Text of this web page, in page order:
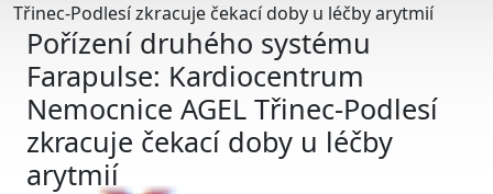
Třinec-Podlesí zkracuje čekací doby u léčby arytmií
Pořízení druhého systému
Farapulse: Kardiocentrum
Nemocnice AGEL Třinec-Podlesí
zkracuje čekací doby u léčby
arytmií